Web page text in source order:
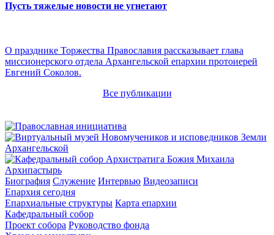
Пусть тяжелые новости не угнетают
О празднике Торжества Православия рассказывает глава
миссионерского отдела Архангельской епархии протоиерей
Евгений Соколов.
Все публикации
Архипастырь
Биография Служение Интервью Видеозаписи
Епархия сегодня
Епархиальные структуры Карта епархии
Кафедральный собор
Проект собора Руководство фонда